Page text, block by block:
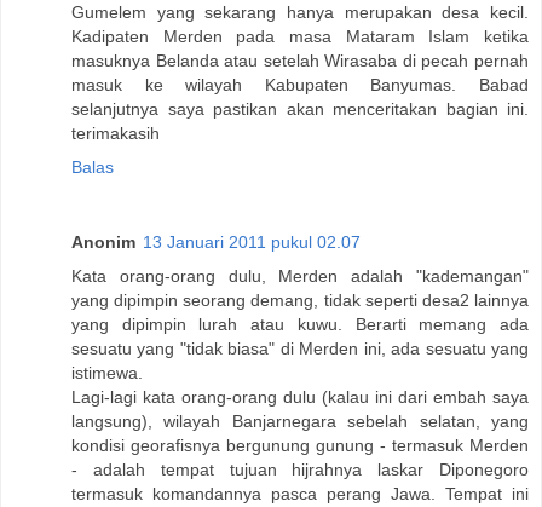
Gumelem yang sekarang hanya merupakan desa kecil.
Kadipaten Merden pada masa Mataram Islam ketika
masuknya Belanda atau setelah Wirasaba di pecah pernah
masuk ke wilayah Kabupaten Banyumas. Babad
selanjutnya saya pastikan akan menceritakan bagian ini.
terimakasih
Balas
Anonim 13 Januari 2011 pukul 02.07
Kata orang-orang dulu, Merden adalah "kademangan"
yang dipimpin seorang demang, tidak seperti desa2 lainnya
yang dipimpin lurah atau kuwu. Berarti memang ada
sesuatu yang "tidak biasa" di Merden ini, ada sesuatu yang
istimewa.
Lagi-lagi kata orang-orang dulu (kalau ini dari embah saya
langsung), wilayah Banjarnegara sebelah selatan, yang
kondisi georafisnya bergunung gunung - termasuk Merden
- adalah tempat tujuan hijrahnya laskar Diponegoro
termasuk komandannya pasca perang Jawa. Tempat ini